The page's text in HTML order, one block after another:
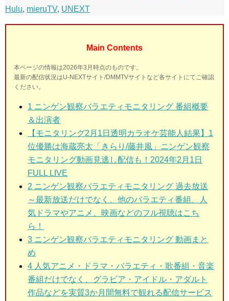
Hulu, mieruTV, UNEXT
Main Contents
本ページの情報は2026年3月時点のものです。
最新の配信状況はU-NEXTサイト/DMMTVサイトなど各サイトにてご確認
ください。
1 ニンゲン観察バラエティモニタリング 番組概要
＆出演者
【モニタリング2月1日透明カラオケ芸能人結果】1
位優勝は海蔵亮太「きらり/藤井風」ニンゲン観察
モニタリング動画見逃し配信も！2024年2月1日
FULL LIVE
2 ニンゲン観察バラエティモニタリング 過去放送
～最新放送だけでなく、他のバラエティ番組、人
気ドラマやアニメ、映画などのフル視聴はこち
ら！
3 ニンゲン観察バラエティモニタリング 動画まと
め
4 人気アニメ・ドラマ・バラエティ・歌番組・音楽
番組だけでなく、グラビア・アイドル・アダルト
作品などを実質3か月間無料で観れる配信サービス